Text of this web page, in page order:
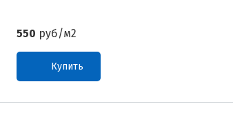
550 руб/м2
Купить